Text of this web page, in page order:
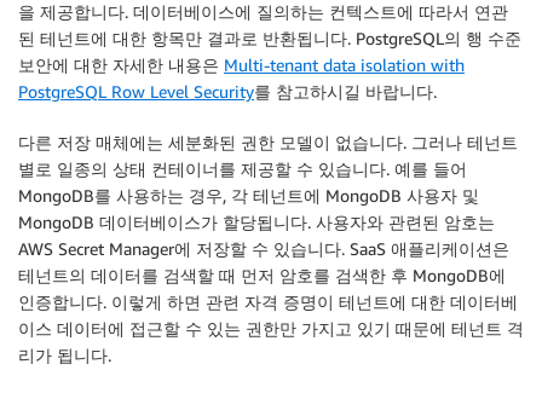
을 제공합니다. 데이터베이스에 질의하는 컨텍스트에 따라서 연관
된 테넌트에 대한 항목만 결과로 반환됩니다. PostgreSQL의 행 수준
보안에 대한 자세한 내용은 Multi-tenant data isolation with
PostgreSQL Row Level Security를 참고하시길 바랍니다.
다른 저장 매체에는 세분화된 권한 모델이 없습니다. 그러나 테넌트
별로 일종의 상태 컨테이너를 제공할 수 있습니다. 예를 들어
MongoDB를 사용하는 경우, 각 테넌트에 MongoDB 사용자 및
MongoDB 데이터베이스가 할당됩니다. 사용자와 관련된 암호는
AWS Secret Manager에 저장할 수 있습니다. SaaS 애플리케이션은
테넌트의 데이터를 검색할 때 먼저 암호를 검색한 후 MongoDB에
인증합니다. 이렇게 하면 관련 자격 증명이 테넌트에 대한 데이터베
이스 데이터에 접근할 수 있는 권한만 가지고 있기 때문에 테넌트 격
리가 됩니다.